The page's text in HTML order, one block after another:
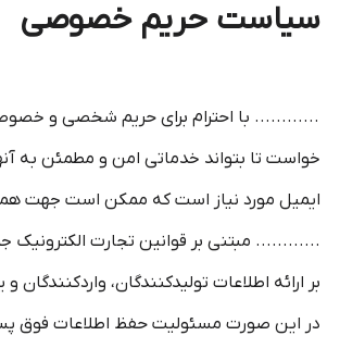
سیاست حریم خصوصی
............ با احترام برای حریم شخصی و خصوصی
خواست تا بتواند خدماتی امن و مطمئن به
ایمیل مورد نیاز است که ممکن است جهت
............ مبتنی بر قوانین تجارت
بر ارائه اطلاعات تولیدکنندگان،
در این صورت مسئولیت حفظ اطلاعات فوق